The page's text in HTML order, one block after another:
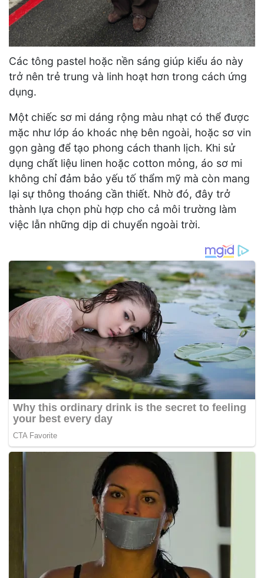
Các tông pastel hoặc nền sáng giúp kiểu áo này
trở nên trẻ trung và linh hoạt hơn trong cách ứng
dụng.
Một chiếc sơ mi dáng rộng màu nhạt có thể được
mặc như lớp áo khoác nhẹ bên ngoài, hoặc sơ vin
gọn gàng để tạo phong cách thanh lịch. Khi sử
dụng chất liệu linen hoặc cotton mỏng, áo sơ mi
không chỉ đảm bảo yếu tố thẩm mỹ mà còn mang
lại sự thông thoáng cần thiết. Nhờ đó, đây trở
thành lựa chọn phù hợp cho cả môi trường làm
việc lẫn những dịp di chuyển ngoài trời.